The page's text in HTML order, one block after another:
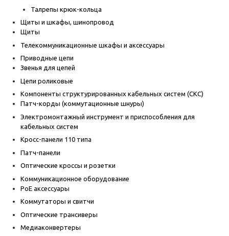
Талрепы крюк-кольца
Щиты и шкафы, шинопровод
Щиты
Телекоммуникационные шкафы и аксессуары
Приводные цепи
Звенья для цепей
Цепи роликовые
Компоненты структурированных кабельных систем (СКС)
Патч-корды (коммутационные шнуры)
Электромонтажный инструмент и приспособления для
кабельных систем
Кросс-панели 110 типа
Патч-панели
Оптические кроссы и розетки
Коммуникационное оборудование
PoE аксессуары
Коммутаторы и свитчи
Оптические трансиверы
Медиаконвертеры